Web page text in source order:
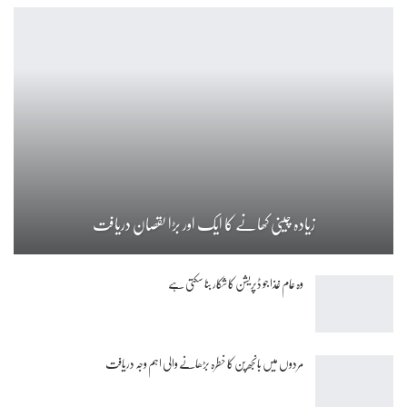
زیادہ چینی کھانے کا ایک اور بڑا نقصان دریافت
وہ عام غذا جو ڈپریشن کا شکار بنا سکتی ہے
مردوں میں بانجھ پن کا خطرہ بڑھانے والی اہم وجہ دریافت